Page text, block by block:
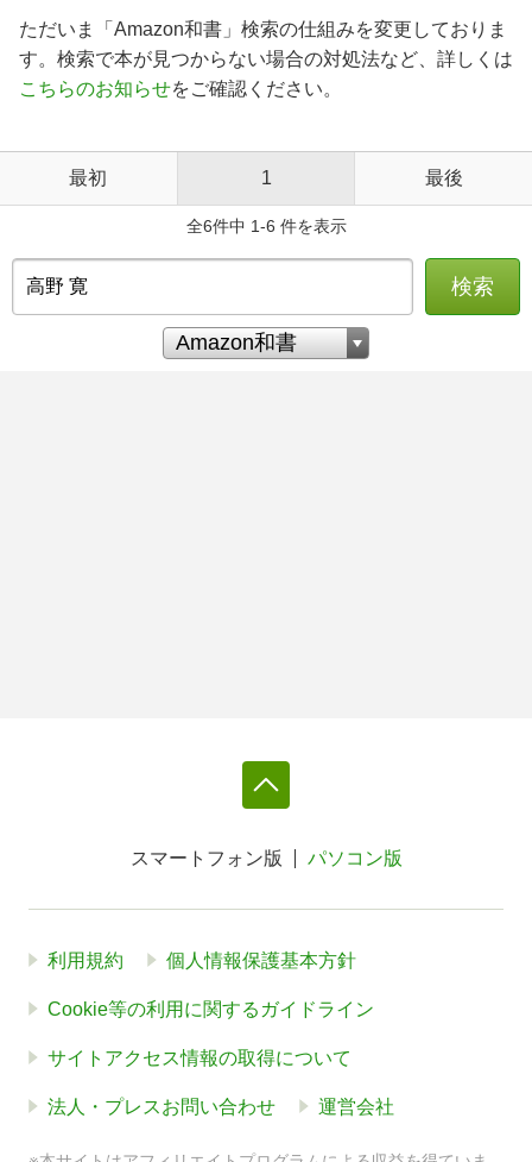
ただいま「Amazon和書」検索の仕組みを変更しておりま
す。検索で本が見つからない場合の対処法など、詳しくは
こちらのお知らせをご確認ください。
最初 1 最後
全6件中 1-6 件を表示
検索
スマートフォン版 パソコン版
利用規約 個人情報保護基本方針
Cookie等の利用に関するガイドライン
サイトアクセス情報の取得について
法人・プレスお問い合わせ 運営会社